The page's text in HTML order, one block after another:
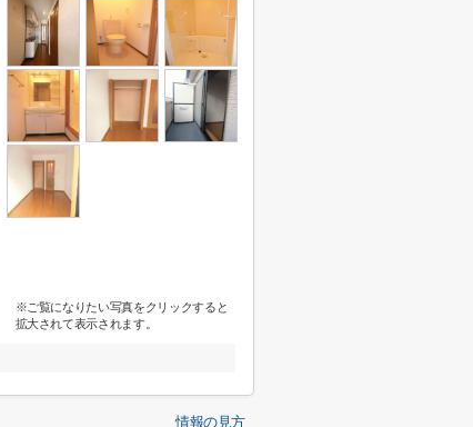
※ご覧になりたい写真をクリックすると
拡大されて表示されます。
情報の見方